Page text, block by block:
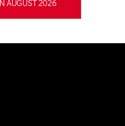
AUGUST 2026